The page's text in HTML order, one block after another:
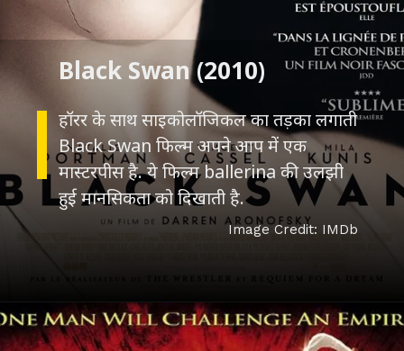
हॉरर के साथ साइकोलॉजिकल का तड़का लगाती
Black Swan फिल्म अपने आप में एक
मास्टरपीस है. ये फिल्म ballerina की उलझी